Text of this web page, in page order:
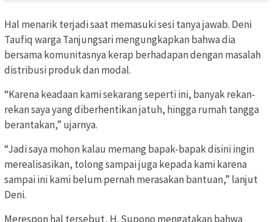
Hal menarik terjadi saat memasuki sesi tanya jawab. Deni
Taufiq warga Tanjungsari mengungkapkan bahwa dia
bersama komunitasnya kerap berhadapan dengan masalah
distribusi produk dan modal.
“Karena keadaan kami sekarang seperti ini, banyak rekan-
rekan saya yang diberhentikan jatuh, hingga rumah tangga
berantakan,” ujarnya.
“Jadi saya mohon kalau memang bapak-bapak disini ingin
merealisasikan, tolong sampai juga kepada kami karena
sampai ini kami belum pernah merasakan bantuan,” lanjut
Deni.
Merespon hal tersebut, H. Supono mengatakan bahwa